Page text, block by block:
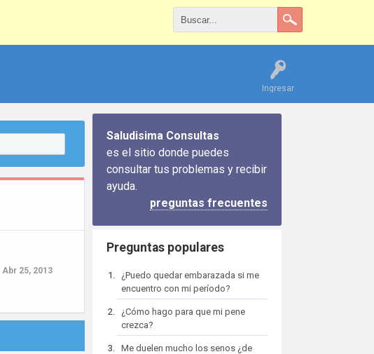
Ingresar
Abr 25, 2013
Saludisima Consultas
es el sitio donde puedes
consultar tus problemas y recibir
ayuda.
preguntas frecuentes
Preguntas populares
¿Puedo quedar embarazada si me
encuentro con mi período?
¿Cómo hago para que mi pene
crezca?
Me duelen mucho los senos ¿de